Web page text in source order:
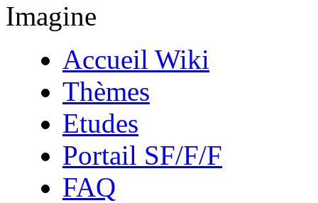
Imagine
Accueil Wiki
Thèmes
Etudes
Portail SF/F/F
FAQ